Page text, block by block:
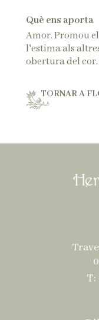
Què ens aporta
Amor. Promou
l'estima als
obertura del cor.
TORNAR A